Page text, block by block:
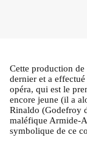
Cette production
dernier et a
opéra, qui est le
encore jeune (il a
Rinaldo (Godefroy
maléfique Armide-
symbolique de ce